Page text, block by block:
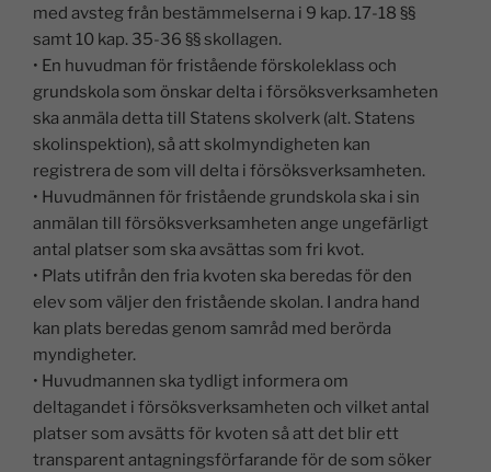
med avsteg från bestämmelserna i 9 kap. 17-18 §§
samt 10 kap. 35-36 §§ skollagen.
• En huvudman för fristående förskoleklass och
grundskola som önskar delta i försöksverksamheten
ska anmäla detta till Statens skolverk (alt. Statens
skolinspektion), så att skolmyndigheten kan
registrera de som vill delta i försöksverksamheten.
• Huvudmännen för fristående grundskola ska i sin
anmälan till försöksverksamheten ange ungefärligt
antal platser som ska avsättas som fri kvot.
• Plats utifrån den fria kvoten ska beredas för den
elev som väljer den fristående skolan. I andra hand
kan plats beredas genom samråd med berörda
myndigheter.
• Huvudmannen ska tydligt informera om
deltagandet i försöksverksamheten och vilket antal
platser som avsätts för kvoten så att det blir ett
transparent antagningsförfarande för de som söker